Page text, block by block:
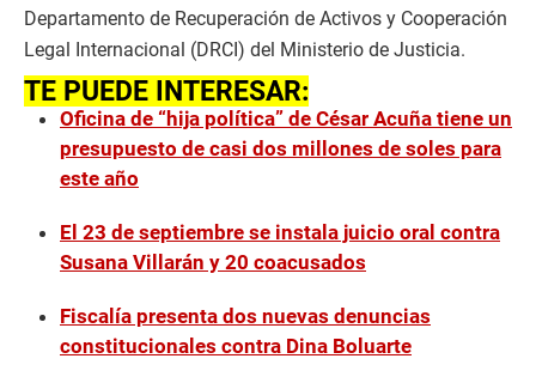
Departamento de Recuperación de Activos y Cooperación
Legal Internacional (DRCI) del Ministerio de Justicia.
TE PUEDE INTERESAR:
Oficina de “hija política” de César Acuña tiene un
presupuesto de casi dos millones de soles para
este año
El 23 de septiembre se instala juicio oral contra
Susana Villarán y 20 coacusados
Fiscalía presenta dos nuevas denuncias
constitucionales contra Dina Boluarte